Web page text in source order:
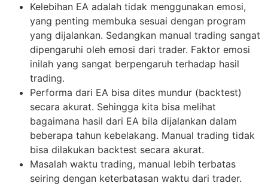
Kelebihan EA adalah tidak menggunakan emosi,
yang penting membuka sesuai dengan program
yang dijalankan. Sedangkan manual trading sangat
dipengaruhi oleh emosi dari trader. Faktor emosi
inilah yang sangat berpengaruh terhadap hasil
trading.
Performa dari EA bisa dites mundur (backtest)
secara akurat. Sehingga kita bisa melihat
bagaimana hasil dari EA bila dijalankan dalam
beberapa tahun kebelakang. Manual trading tidak
bisa dilakukan backtest secara akurat.
Masalah waktu trading, manual lebih terbatas
seiring dengan keterbatasan waktu dari trader.